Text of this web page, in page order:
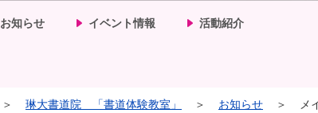
お知らせ イベント情報 活動紹介
＞ 琳大書道院 「書道体験教室」 ＞ お知らせ ＞ メ